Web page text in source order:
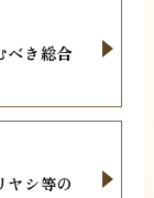
べき総合
ヤシ等の